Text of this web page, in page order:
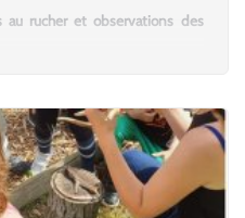
au rucher et observations des